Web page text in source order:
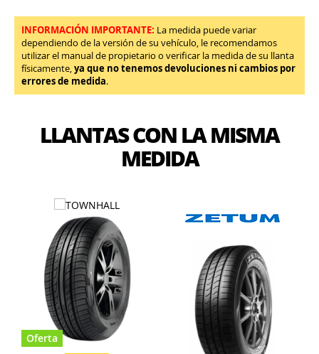
INFORMACIÓN IMPORTANTE: La medida puede variar
dependiendo de la versión de su vehículo, le recomendamos
utilizar el manual de propietario o verificar la medida de su llanta
físicamente,ya que no tenemos devoluciones ni cambios por
errores de medida.
LLANTAS CON LA MISMA
MEDIDA
Oferta